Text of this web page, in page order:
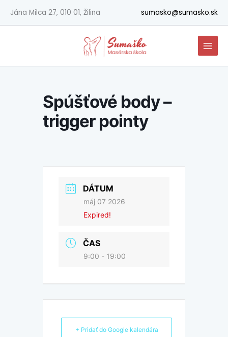
Jána Milca 27, 010 01, Žilina sumasko@sumasko.sk
Spúšťové body –
trigger pointy
DÁTUM
máj 07 2026
Expired!
ČAS
9:00 - 19:00
+ Pridať do Google kalendára